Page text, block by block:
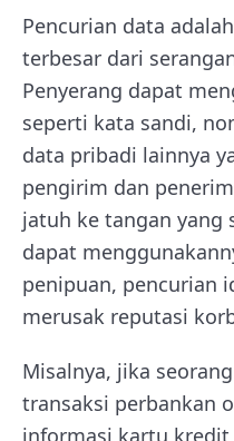
Pencurian data
terbesar dari
Penyerang dapat
seperti kata sandi,
data pribadi lainnya
pengirim dan
jatuh ke tangan yang
dapat
penipuan, pencurian
merusak reputasi
Misalnya, jika
transaksi perbankan
informasi kartu kredit